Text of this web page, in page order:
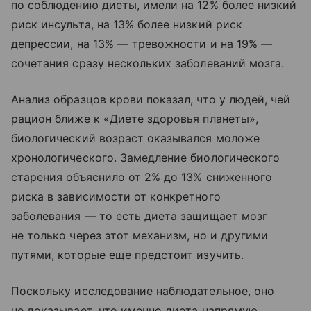
по соблюдению диеты, имели на 12% более низкий
риск инсульта, на 13% более низкий риск
депрессии, на 13% — тревожности и на 19% —
сочетания сразу нескольких заболеваний мозга.
Анализ образцов крови показал, что у людей, чей
рацион ближе к «Диете здоровья планеты»,
биологический возраст оказывался моложе
хронологического. Замедление биологического
старения объяснило от 2% до 13% сниженного
риска в зависимости от конкретного
заболевания — то есть диета защищает мозг
не только через этот механизм, но и другими
путями, которые еще предстоит изучить.
Поскольку исследование наблюдательное, оно